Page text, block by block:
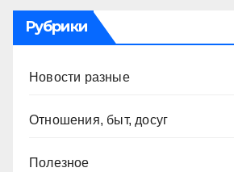
Рубрики
Новости разные
Отношения, быт, досуг
Полезное